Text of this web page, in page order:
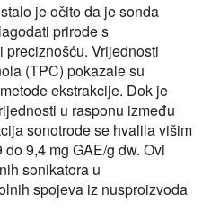
je očito da je sonda
prirode s
Vrijednosti
(TPC) pokazale su
ekstrakcije. Dok je
u rasponu između
sonotrode se hvalila višim
9,4 mg GAE/g dw. Ovi
sonikatora u
spojeva iz nusproizvoda